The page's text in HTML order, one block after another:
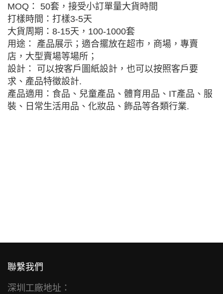
MOQ： 50套，接受小訂單量大貨時間
打樣時間：打樣3-5天
大貨周期：8-15天，100-1000套
用途： 產品展示；適合擺放在超市，商場，專賣
店，大型賣場等場所；
設計： 可以按客戶圖紙設計，也可以按照客戶要
求、產品特徵設計.
產品適用：食品、兒童產品、體育用品、IT產品、服
裝、日常生活用品、化妝品、飾品等各類行業.
聯繫我們
深圳工廠地址：